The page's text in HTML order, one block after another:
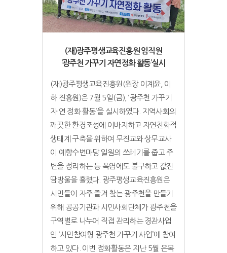
(재)광주평생교육진흥원 임직원
‘광주천 가꾸기 자연정화 활동’실시
(재)광주평생교육진흥원(원장 이계윤, 이
하 진흥원)은 7월 5일(금), ‘광주천 가꾸기
자 연 정화 활동’을 실시하였다. 지역사회의
깨끗한 환경조성에 이바지하고 자연친화적
생태계 구축을 위하여 무진교와 상무교사
이 예향수변마당 일원의 쓰레기를 줍고 주
변을 정리하는 등 폭염에도 불구하고 값진
땀방울을 흘렸다. 광주평생교육진흥원은
시민들이 자주 즐겨 찾는 광주천을 만들기
위해 공공기관과 시민사회단체가 광주천을
구역별로 나누어 직접 관리하는 경관사업
인 ‘시민참여형 광주천 가꾸기 사업’에 참여
하고 있다. 이번 정화활동은 지난 5월 은목